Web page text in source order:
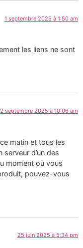
1 septembre 2025 à 1:50 am
les liens ne sont
2 septembre 2025 à 10:06 am
matin et tous les
d’un des
moment où vous
pouvez-vous
25 juin 2025 à 5:34 pm